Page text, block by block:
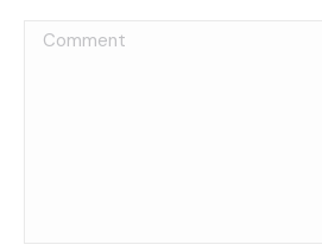
Comment